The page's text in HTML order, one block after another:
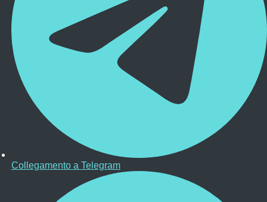
Collegamento a Telegram